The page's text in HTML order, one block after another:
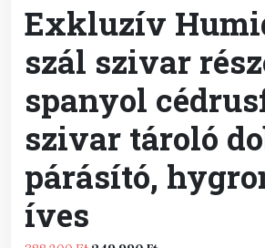
Exkluzív
szál szivar
spanyol
szivar tároló
párásító,
íves